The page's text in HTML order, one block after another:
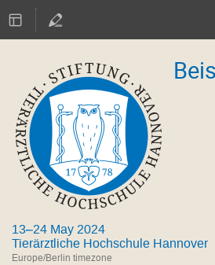
13–24 May 2024
Tierärztliche Hochschule Hannover
Europe/Berlin timezone